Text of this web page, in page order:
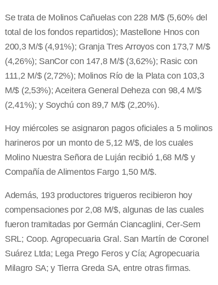
Se trata de Molinos Cañuelas con 228 M/$ (5,60% del
total de los fondos repartidos); Mastellone Hnos con
200,3 M/$ (4,91%); Granja Tres Arroyos con 173,7 M/$
(4,26%); SanCor con 147,8 M/$ (3,62%); Rasic con
111,2 M/$ (2,72%); Molinos Río de la Plata con 103,3
M/$ (2,53%); Aceitera General Deheza con 98,4 M/$
(2,41%); y Soychú con 89,7 M/$ (2,20%).
Hoy miércoles se asignaron pagos oficiales a 5 molinos
harineros por un monto de 5,12 M/$, de los cuales
Molino Nuestra Señora de Luján recibió 1,68 M/$ y
Compañía de Alimentos Fargo 1,50 M/$.
Además, 193 productores trigueros recibieron hoy
compensaciones por 2,08 M/$, algunas de las cuales
fueron tramitadas por Germán Ciancaglini, Cer-Sem
SRL; Coop. Agropecuaria Gral. San Martín de Coronel
Suárez Ltda; Lega Prego Feros y Cía; Agropecuaria
Milagro SA; y Tierra Greda SA, entre otras firmas.